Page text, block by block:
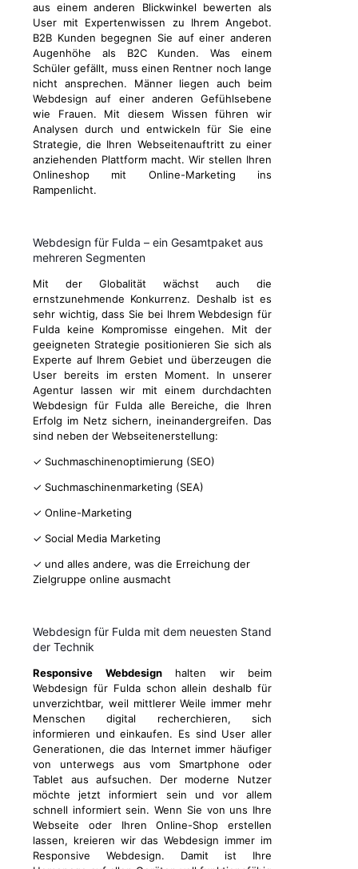
aus einem anderen Blickwinkel bewerten als
User mit Expertenwissen zu Ihrem Angebot.
B2B Kunden begegnen Sie auf einer anderen
Augenhöhe als B2C Kunden. Was einem
Schüler gefällt, muss einen Rentner noch lange
nicht ansprechen. Männer liegen auch beim
Webdesign auf einer anderen Gefühlsebene
wie Frauen. Mit diesem Wissen führen wir
Analysen durch und entwickeln für Sie eine
Strategie, die Ihren Webseitenauftritt zu einer
anziehenden Plattform macht. Wir stellen Ihren
Onlineshop mit Online-Marketing ins
Rampenlicht.
Webdesign für Fulda – ein Gesamtpaket aus
mehreren Segmenten
Mit der Globalität wächst auch die
ernstzunehmende Konkurrenz. Deshalb ist es
sehr wichtig, dass Sie bei Ihrem Webdesign für
Fulda keine Kompromisse eingehen. Mit der
geeigneten Strategie positionieren Sie sich als
Experte auf Ihrem Gebiet und überzeugen die
User bereits im ersten Moment. In unserer
Agentur lassen wir mit einem durchdachten
Webdesign für Fulda alle Bereiche, die Ihren
Erfolg im Netz sichern, ineinandergreifen. Das
sind neben der Webseitenerstellung:
✓ Suchmaschinenoptimierung (SEO)
✓ Suchmaschinenmarketing (SEA)
✓ Online-Marketing
✓ Social Media Marketing
✓ und alles andere, was die Erreichung der
Zielgruppe online ausmacht
Webdesign für Fulda mit dem neuesten Stand
der Technik
Responsive Webdesignhalten wir beim
Webdesign für Fulda schon allein deshalb für
unverzichtbar, weil mittlerer Weile immer mehr
Menschen digital recherchieren, sich
informieren und einkaufen. Es sind User aller
Generationen, die das Internet immer häufiger
von unterwegs aus vom Smartphone oder
Tablet aus aufsuchen. Der moderne Nutzer
möchte jetzt informiert sein und vor allem
schnell informiert sein. Wenn Sie von uns Ihre
Webseite oder Ihren Online-Shop erstellen
lassen, kreieren wir das Webdesign immer im
Responsive Webdesign. Damit ist Ihre